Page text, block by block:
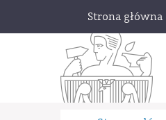
Strona główna